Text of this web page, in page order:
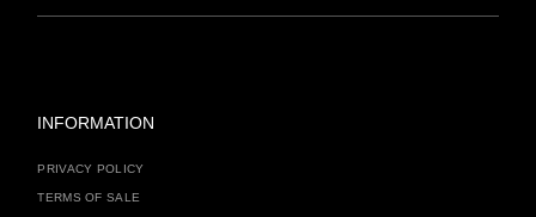
INFORMATION
PRIVACY POLICY
TERMS OF SALE